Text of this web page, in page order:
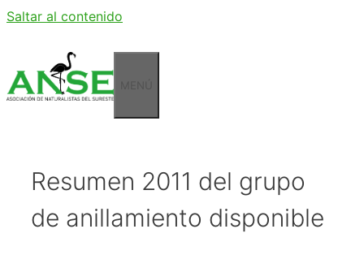
Saltar al contenido
Resumen 2011 del grupo
de anillamiento disponible